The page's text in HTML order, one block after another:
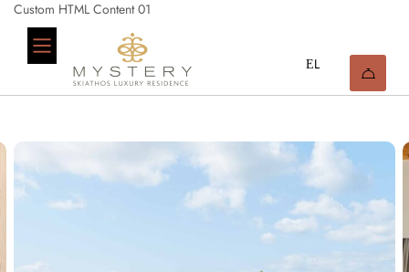
Custom HTML Content 01